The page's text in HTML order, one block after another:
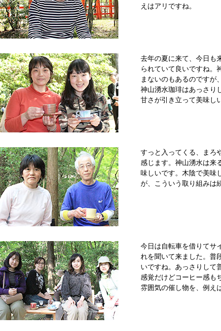
えはアリですね。
去年の夏に来て、今日も
られていて良いですね。
まないのもあるのですが
神山湧水珈琲はあっさり
甘さが引き立って美味し
すっと入ってくる、まろ
感じます。神山湧水は来
味しいです。木陰で美味
が、こういう取り組みは
今日は自転車を借りてサ
れを聞いて来ました。普
いですね。あっさりして
感覚だけどコーヒー感も
雰囲気の催し物を、例え